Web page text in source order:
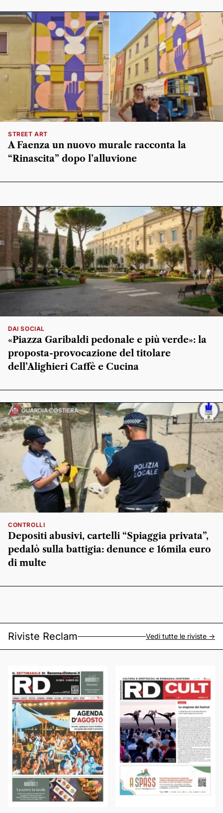
STREET ART
A Faenza un nuovo murale racconta la
“Rinascita” dopo l’alluvione
DAI SOCIAL
«Piazza Garibaldi pedonale e più verde»: la
proposta-provocazione del titolare
dell’Alighieri Caffè e Cucina
CONTROLLI
Depositi abusivi, cartelli “Spiaggia privata”,
pedalò sulla battigia: denunce e 16mila euro
di multe
Riviste Reclam Vedi tutte le riviste ->